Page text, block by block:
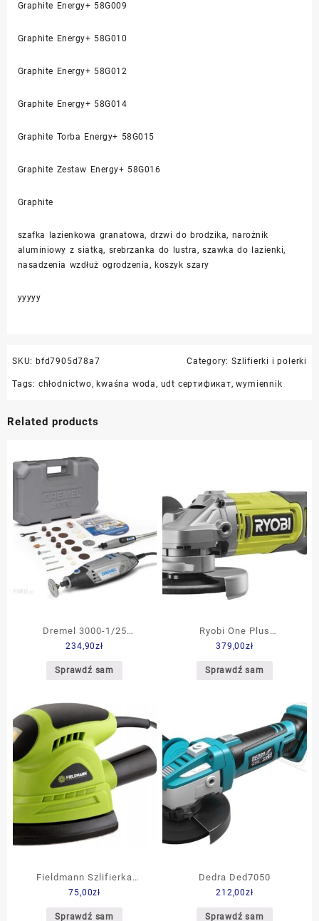
Graphite Energy+ 58G009
Graphite Energy+ 58G010
Graphite Energy+ 58G012
Graphite Energy+ 58G014
Graphite Torba Energy+ 58G015
Graphite Zestaw Energy+ 58G016
Graphite
szafka lazienkowa granatowa, drzwi do brodzika, narożnik
aluminiowy z siatką, srebrzanka do lustra, szawka do lazienki,
nasadzenia wzdłuż ogrodzenia, koszyk szary
yyyyy
SKU: bfd7905d78a7 Category: Szlifierki i polerki
Tags: chłodnictwo, kwaśna woda, udt сертификат,wymiennik
Related products
Dremel 3000-1/25
Multiszlifierka F0133000JF
234,90zł
Sprawdź sam
Ryobi One Plus
5133005403
379,00zł
Sprawdź sam
Fieldmann Szlifierka
wibracyjna (FDB 200131-E)
75,00zł
Sprawdź sam
Dedra Ded7050
212,00zł
Sprawdź sam